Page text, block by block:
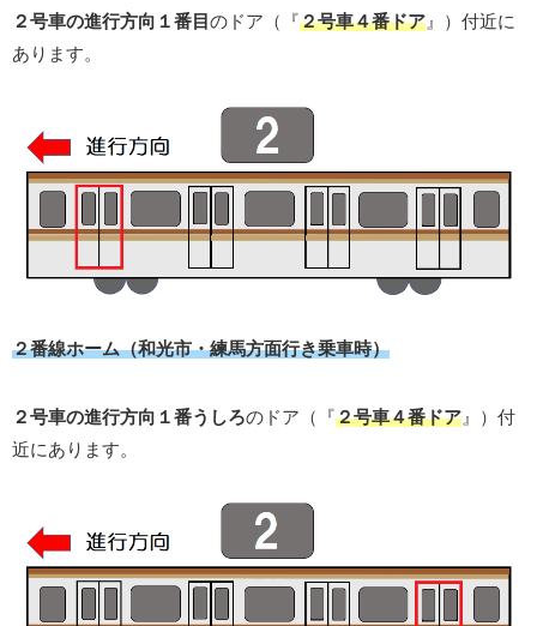
２号車の進行方向１番目 のドア（『２号車４番ドア 』）付近に
あります。
２番線ホーム（和光市・練馬方面行き乗車時）
２号車の進行方向１番うしろのドア（『２号車４番ドア 』）付
近にあります。